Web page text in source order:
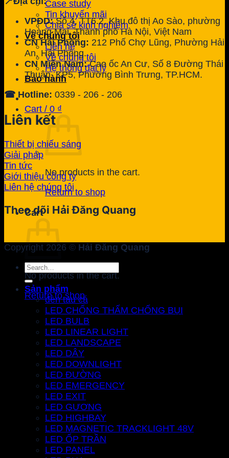
Case study
Tin khuyến mãi
Chia sẻ kinh nghiệm
Về chúng tôi
Liên hệ
Về chúng tôi
Hệ thống đại lý
Bảo hành
Cart / 0 ₫
No products in the cart.
Return to shop
Cart
No products in the cart.
Return to shop
VPĐD:Số 4, TT6.2, Khu đô thị Ao Sào, phường
Hoàng Mai, Thành phố Hà Nội, Việt Nam
CN Hải Phòng: 212 Phố Chợ Lũng, Phường Hải
An, Hải Phòng.
CN Miền Nam:Cao ốc An Cư, Số 8 Đường Thái
Thuận, KP5, Phường Bình Trưng, TP.HCM.
☎ Hotline: 0339 - 206 - 206
Liên kết
Thiết bị chiếu sáng
Giải pháp
Tin tức
Giới thiệu công ty
Liên hệ chúng tôi
Theo dõi Hải Đăng Quang
Copyright 2026 © Hải Đăng Quang
Search
for:
Sản phẩm
đèn tàu cá
LED CHỐNG THẤM CHỐNG BỤI
LED BULB
LED LINEAR LIGHT
LED LANDSCAPE
LED DÂY
LED DOWNLIGHT
LED ĐƯỜNG
LED EMERGENCY
LED EXIT
LED GƯƠNG
LED HIGHBAY
LED MAGNETIC TRACKLIGHT 48V
LED ỐP TRẦN
LED PANEL